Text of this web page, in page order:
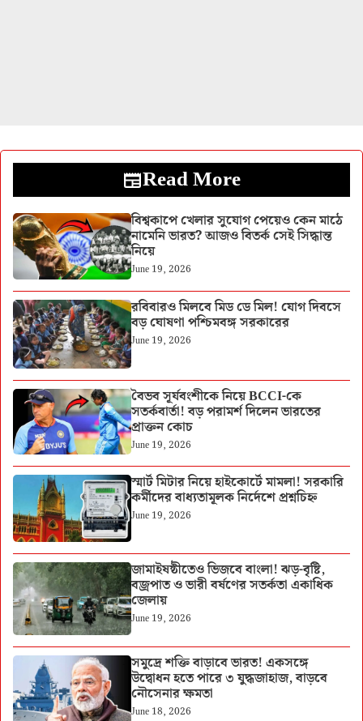
Read More
বিশ্বকাপে খেলার সুযোগ পেয়েও কেন মাঠে
নামেনি ভারত? আজও বিতর্ক সেই সিদ্ধান্ত
নিয়ে
June 19, 2026
রবিবারও মিলবে মিড ডে মিল! যোগ দিবসে
বড় ঘোষণা পশ্চিমবঙ্গ সরকারের
June 19, 2026
বৈভব সূর্যবংশীকে নিয়ে BCCI-কে
সতর্কবার্তা! বড় পরামর্শ দিলেন ভারতের
প্রাক্তন কোচ
June 19, 2026
স্মার্ট মিটার নিয়ে হাইকোর্টে মামলা! সরকারি
কর্মীদের বাধ্যতামূলক নির্দেশে প্রশ্নচিহ্ন
June 19, 2026
জামাইষষ্ঠীতেও ভিজবে বাংলা! ঝড়-বৃষ্টি,
বজ্রপাত ও ভারী বর্ষণের সতর্কতা একাধিক
জেলায়
June 19, 2026
সমুদ্রে শক্তি বাড়াবে ভারত! একসঙ্গে
উদ্বোধন হতে পারে ৩ যুদ্ধজাহাজ, বাড়বে
নৌসেনার ক্ষমতা
June 18, 2026